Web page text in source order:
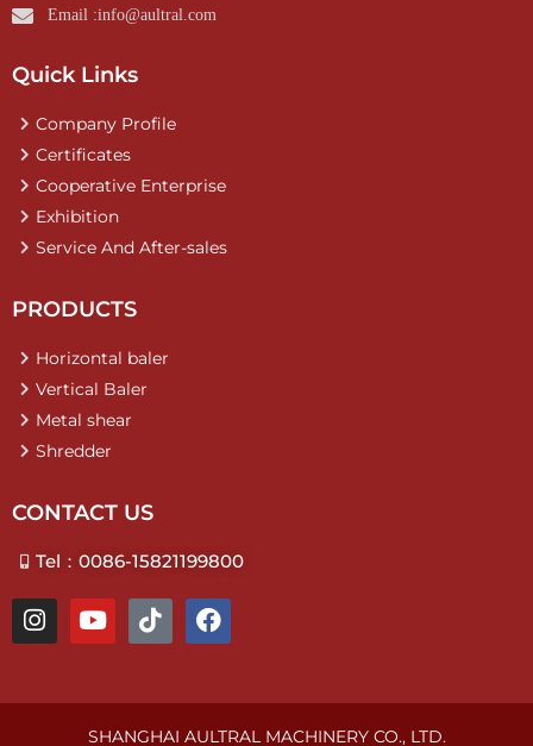
Email :info@aultral.com
Quick Links
Company Profile
Certificates
Cooperative Enterprise
Exhibition
Service And After-sales
PRODUCTS
Horizontal baler
Vertical Baler
Metal shear
Shredder
CONTACT US
Tel：0086-15821199800
I
n
a
Y
o
u
b
T
i
o
k
F
a
b
o
SHANGHAI AULTRAL MACHINERY CO., LTD.